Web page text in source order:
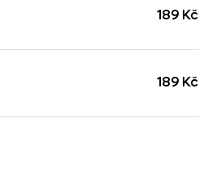
189 Kč
189 Kč